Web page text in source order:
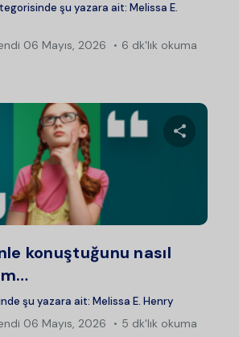
şu yazara ait: Melissa E.
06 Mayıs, 2026
6 dk'lık okuma
konuştuğunu nasıl
şu yazara ait: Melissa E. Henry
06 Mayıs, 2026
5 dk'lık okuma